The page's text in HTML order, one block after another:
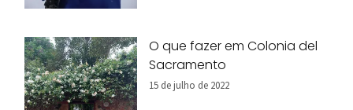
O que fazer em Colonia del
Sacramento
15 de julho de 2022